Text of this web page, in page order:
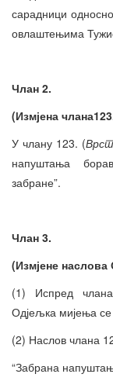
сарадници
овлаштењима
Члан 2.
(Измјена
У члану 123. (
напуштања
забране”.
Члан 3.
(Измјене
(1) Испред
Одјељка мијења се
(2) Наслов члана
“Забрана